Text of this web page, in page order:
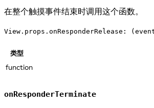
在整个触摸事件结束时调用这个函数。
View.props.onResponderRelease:
类型
function
onResponderTerminate